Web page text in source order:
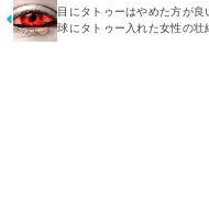
目にタトゥーはやめた方が良
球にタトゥー入れた女性の壮